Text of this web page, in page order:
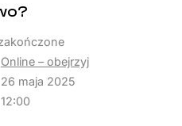
Online – obejrzyj
26 maja 2025
12:00